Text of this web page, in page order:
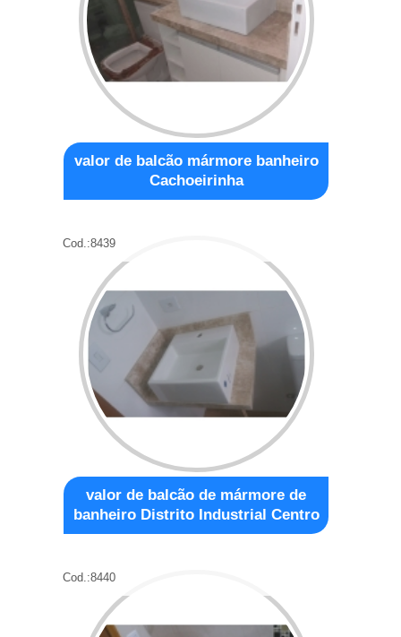
valor de balcão mármore banheiro
Cachoeirinha
Cod.:8439
valor de balcão de mármore de
banheiro Distrito Industrial Centro
Cod.:8440